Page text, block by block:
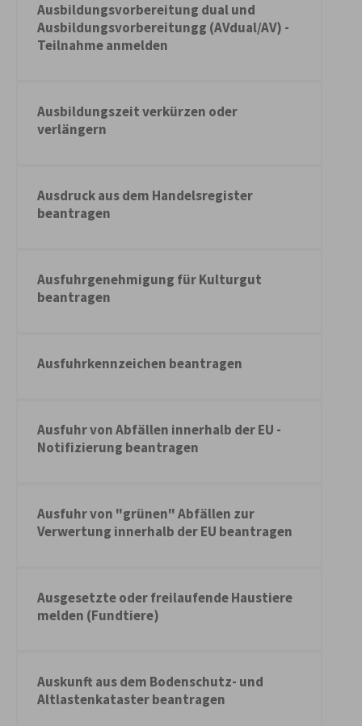
Ausbildungsvorbereitung dual und
Ausbildungsvorbereitungg (AVdual/AV) -
Teilnahme anmelden
Ausbildungszeit verkürzen oder
verlängern
Ausdruck aus dem Handelsregister
beantragen
Ausfuhrgenehmigung für Kulturgut
beantragen
Ausfuhrkennzeichen beantragen
Ausfuhr von Abfällen innerhalb der EU -
Notifizierung beantragen
Ausfuhr von "grünen" Abfällen zur
Verwertung innerhalb der EU beantragen
Ausgesetzte oder freilaufende Haustiere
melden (Fundtiere)
Auskunft aus dem Bodenschutz- und
Altlastenkataster beantragen